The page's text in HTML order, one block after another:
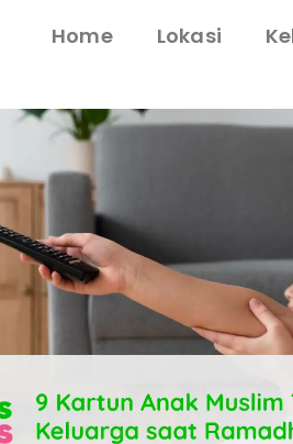
Home Lokasi